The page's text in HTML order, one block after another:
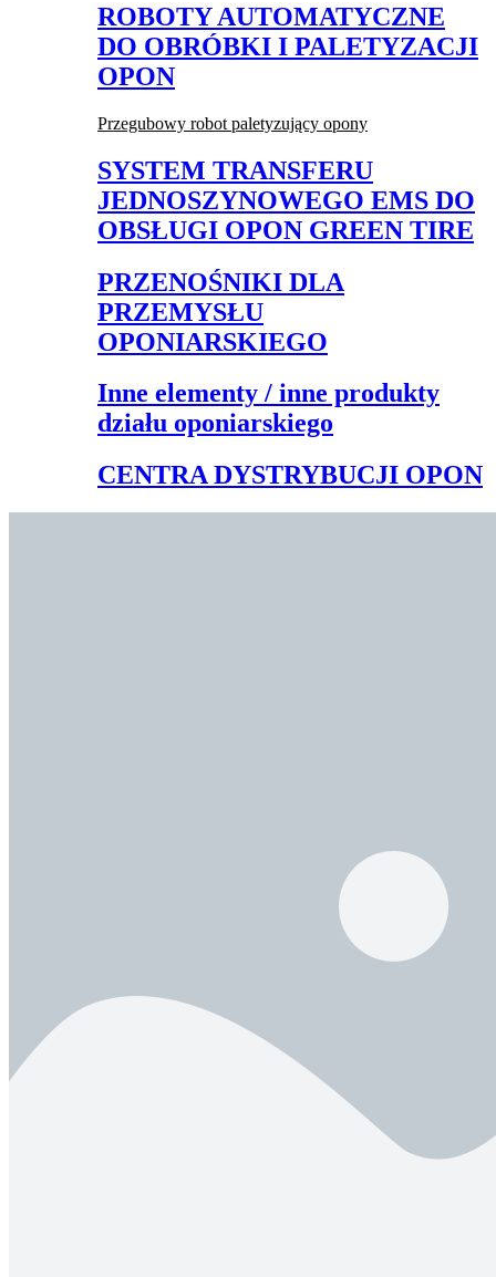
ROBOTY AUTOMATYCZNE
DO OBRÓBKI I PALETYZACJI
OPON
Przegubowy robot paletyzujący opony
SYSTEM TRANSFERU
JEDNOSZYNOWEGO EMS DO
OBSŁUGI OPON GREEN TIRE
PRZENOŚNIKI DLA
PRZEMYSŁU
OPONIARSKIEGO
Inne elementy / inne produkty
działu oponiarskiego
CENTRA DYSTRYBUCJI OPON